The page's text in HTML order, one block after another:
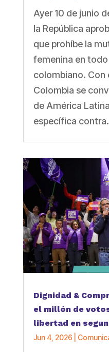
Ayer 10 de junio
la República
que prohíbe la
femenina en
colombiano. Con
Colombia se
de América
específica
Dignidad &
el millón de
libertad en
Jun 4, 2026